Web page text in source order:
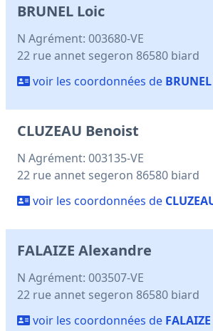
BRUNEL Loic
N Agrément: 003680-VE
22 rue annet segeron 86580 biard
voir les coordonnées de
CLUZEAU Benoist
N Agrément: 003135-VE
22 rue annet segeron 86580 biard
voir les coordonnées de
FALAIZE Alexandre
N Agrément: 003507-VE
22 rue annet segeron 86580 biard
voir les coordonnées de